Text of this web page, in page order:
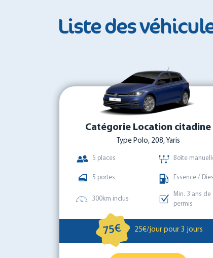
Liste des
Catégorie Location citadine
Type Polo, 208, Yaris
5 places Boîte
5 portes Essence /
300km inclus
Min. 3 ans de
permis
75€ 25€/jour pour 3 jours